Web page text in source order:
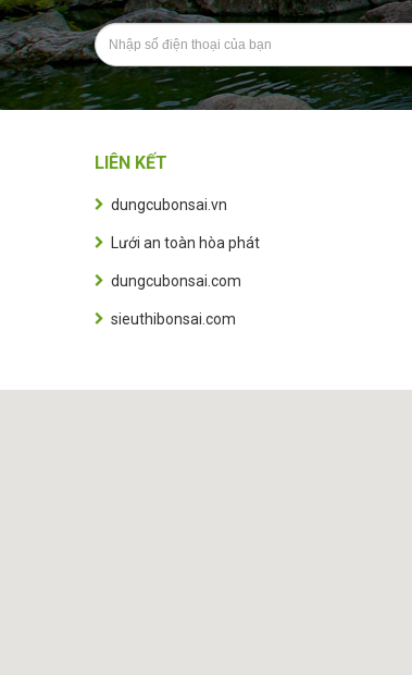
LIÊN KẾT
dungcubonsai.vn
Lưới an toàn hòa phát
dungcubonsai.com
sieuthibonsai.com